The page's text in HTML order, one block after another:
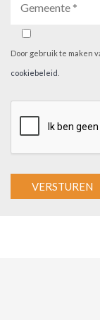
Door gebruik te maken
cookiebeleid